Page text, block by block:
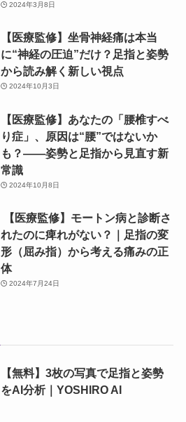
2024年3月8日
【医療監修】坐骨神経痛は本当
に“神経の圧迫”だけ？足指と姿勢
から読み解く新しい視点
2024年10月3日
【医療監修】あなたの「腰椎すべ
り症」、原因は“腰”ではないか
も？——姿勢と足指から見直す新
常識
2024年10月8日
【医療監修】モートン病と診断さ
れたのに痺れがない？｜足指の変
形（屈み指）から考える痛みの正
体
2024年7月24日
【無料】3枚の写真で足指と姿勢
をAI分析｜YOSHIRO AI